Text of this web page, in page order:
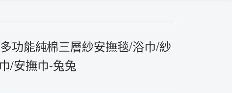
功能純棉三層紗安撫毯/浴巾/紗
/安撫巾-兔兔